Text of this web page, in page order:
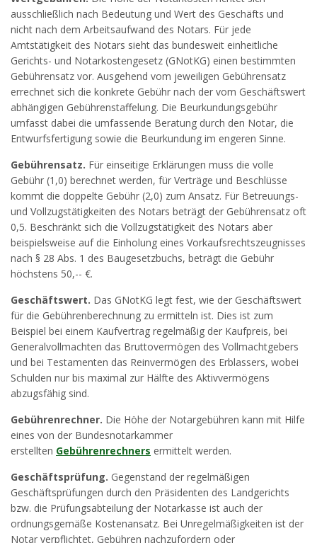
ausschließlich nach Bedeutung und Wert des Geschäfts und
nicht nach dem Arbeitsaufwand des Notars. Für jede
Amtstätigkeit des Notars sieht das bundesweit einheitliche
Gerichts- und Notarkostengesetz (GNotKG) einen bestimmten
Gebührensatz vor. Ausgehend vom jeweiligen Gebührensatz
errechnet sich die konkrete Gebühr nach der vom Geschäftswert
abhängigen Gebührenstaffelung. Die Beurkundungsgebühr
umfasst dabei die umfassende Beratung durch den Notar, die
Entwurfsfertigung sowie die Beurkundung im engeren Sinne.
Gebührensatz. Für einseitige Erklärungen muss die volle
Gebühr (1,0) berechnet werden, für Verträge und Beschlüsse
kommt die doppelte Gebühr (2,0) zum Ansatz. Für Betreuungs-
und Vollzugstätigkeiten des Notars beträgt der Gebührensatz oft
0,5. Beschränkt sich die Vollzugstätigkeit des Notars aber
beispielsweise auf die Einholung eines Vorkaufsrechtszeugnisses
nach § 28 Abs. 1 des Baugesetzbuchs, beträgt die Gebühr
höchstens 50,-- €.
Geschäftswert. Das GNotKG legt fest, wie der Geschäftswert
für die Gebührenberechnung zu ermitteln ist. Dies ist zum
Beispiel bei einem Kaufvertrag regelmäßig der Kaufpreis, bei
Generalvollmachten das Bruttovermögen des Vollmachtgebers
und bei Testamenten das Reinvermögen des Erblassers, wobei
Schulden nur bis maximal zur Hälfte des Aktivvermögens
abzugsfähig sind.
Gebührenrechner. Die Höhe der Notargebühren kann mit Hilfe
eines von der Bundesnotarkammer
erstellten Gebührenrechners ermittelt werden.
Geschäftsprüfung. Gegenstand der regelmäßigen
Geschäftsprüfungen durch den Präsidenten des Landgerichts
bzw. die Prüfungsabteilung der Notarkasse ist auch der
ordnungsgemäße Kostenansatz. Bei Unregelmäßigkeiten ist der
Notar verpflichtet, Gebühren nachzufordern oder